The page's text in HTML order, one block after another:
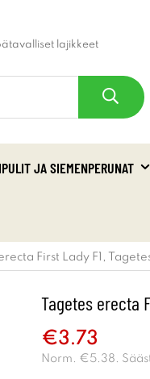
lajikkeet
JA SIEMENPERUNAT
First Lady F1,
Tagetes erecta
€3.73
Norm. €5.38 .